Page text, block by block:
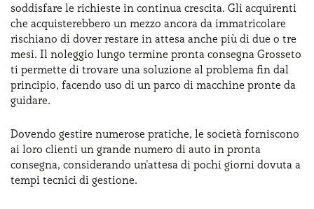
soddisfare le richieste in continua crescita. Gli acquirenti
che acquisterebbero un mezzo ancora da immatricolare
rischiano di dover restare in attesa anche più di due o tre
mesi. Il noleggio lungo termine pronta consegna Grosseto
ti permette di trovare una soluzione al problema fin dal
principio, facendo uso di un parco di macchine pronte da
guidare.
Dovendo gestire numerose pratiche, le società forniscono
ai loro clienti un grande numero di auto in pronta
consegna, considerando un'attesa di pochi giorni dovuta a
tempi tecnici di gestione.